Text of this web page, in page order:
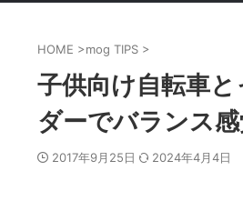
HOME >mog TIPS >
子供向け自転車
ダーでバランス
2017年9月25日 2024年4月4日